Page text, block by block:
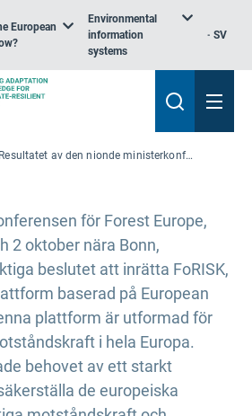
European
Environmental
information
systems
SV
Resultatet av den nionde ministerkonferensen i Forest Europe – Att forma vår framtid med motståndskraftiga skogar
för Forest Europe,
2 oktober nära Bonn,
beslutet att inrätta FoRISK,
baserad på European
plattform är utformad för
i hela Europa.
behovet av ett starkt
de europeiska